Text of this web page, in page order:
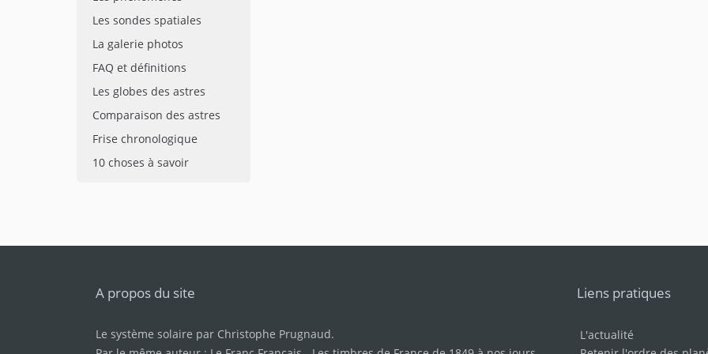
Les sondes spatiales
La galerie photos
FAQ et définitions
Les globes des astres
Comparaison des astres
Frise chronologique
10 choses à savoir
A propos du site
Le système solaire par Christophe Prugnaud.
Liens pratiques
L'actualité